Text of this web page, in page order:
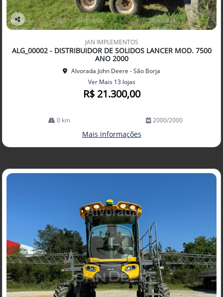
Co
arti
lhe
JAN IMPLEMENTOS
ALG_00002 - DISTRIBUIDOR DE SOLIDOS LANCER MOD. 7500
ANO 2000
Alvorada John Deere - São Borja
Ver Mais 13 lojas
R$ 21.300,00
0 km 2000/2000
Mais informações